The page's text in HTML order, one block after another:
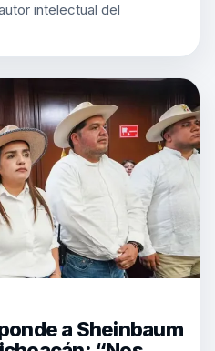
intelectual del
a Sheinbaum